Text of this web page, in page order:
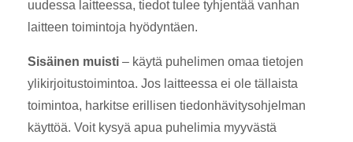
uudessa laitteessa, tiedot tulee tyhjentää vanhan
laitteen toimintoja hyödyntäen.
Sisäinen muisti – käytä puhelimen omaa tietojen
ylikirjoitustoimintoa. Jos laitteessa ei ole tällaista
toimintoa, harkitse erillisen tiedonhävitysohjelman
käyttöä. Voit kysyä apua puhelimia myyvästä